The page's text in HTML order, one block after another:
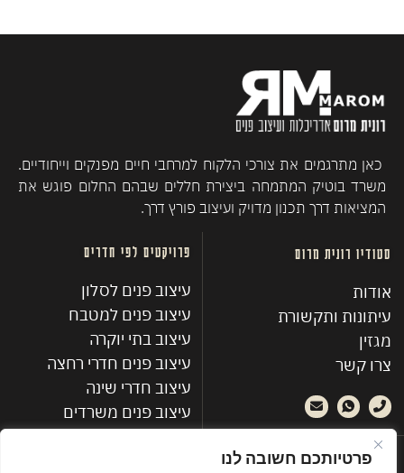
פרטיותכם חשובה לנו
כאן מתרגמים את צורכי הלקוח למרחבי חיים מפנקים וייחודיים.
משרד בוטיק המתמחה ביצירת חללים שבהם החלום פוגש את
המציאות דרך תכנון מדויק ועיצוב פורץ דרך.
סטודיו רונית מרום
אודות
עיתונות ותקשורת
מגזין
צרו קשר
פרויקטים לפי חדרים
עיצוב פנים לסלון
עיצוב פנים למטבח
עיצוב בתי יוקרה
עיצוב פנים חדרי רחצה
עיצוב חדרי שינה
עיצוב פנים משרדים
פרויקטים אחרונים